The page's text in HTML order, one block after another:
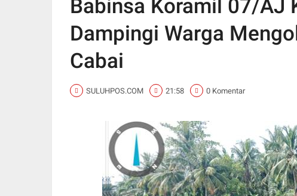
Babinsa Koramil 07/AJ
Dampingi Warga
Cabai
SULUHPOS.COM 21:58 0 Komentar